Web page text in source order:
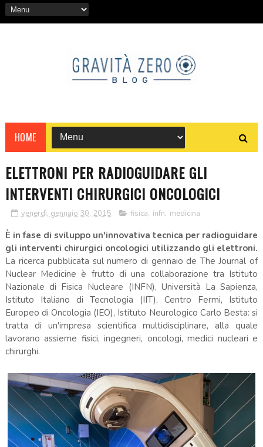
HOME
ELETTRONI PER RADIOGUIDARE GLI
INTERVENTI CHIRURGICI ONCOLOGICI
venerdì, gennaio 30, 2015 fisica, infn, medicina
È in fase di sviluppo un'innovativa tecnica per radioguidare
gli interventi chirurgici oncologici utilizzando gli elettroni.
La ricerca pubblicata sul numero di gennaio de The Journal of
Nuclear Medicine è frutto di una collaborazione tra Istituto
Nazionale di Fisica Nucleare (INFN), Università La Sapienza,
Istituto Italiano di Tecnologia (IIT), Centro Fermi, Istituto
Europeo di Oncologia (IEO), Istituto Neurologico Carlo Besta: si
tratta di un'impresa scientifica multidisciplinare, alla quale
lavorano assieme fisici, ingegneri, oncologi, medici nucleari e
chirurghi.